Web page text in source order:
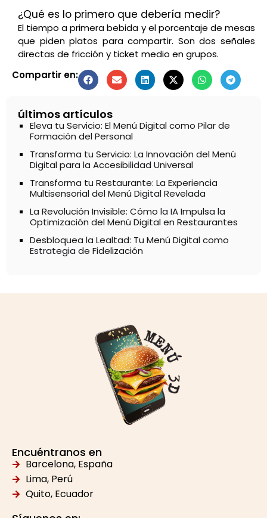
¿Qué es lo primero que debería medir?
El tiempo a primera bebida y el porcentaje de mesas
que piden platos para compartir. Son dos señales
directas de fricción y ticket medio en grupos.
Compartir en:
últimos artículos
Eleva tu Servicio: El Menú Digital como Pilar de
Formación del Personal
Transforma tu Servicio: La Innovación del Menú
Digital para la Accesibilidad Universal
Transforma tu Restaurante: La Experiencia
Multisensorial del Menú Digital Revelada
La Revolución Invisible: Cómo la IA Impulsa la
Optimización del Menú Digital en Restaurantes
Desbloquea la Lealtad: Tu Menú Digital como
Estrategia de Fidelización
Encuéntranos en
Barcelona, España
Lima, Perú
Quito, Ecuador